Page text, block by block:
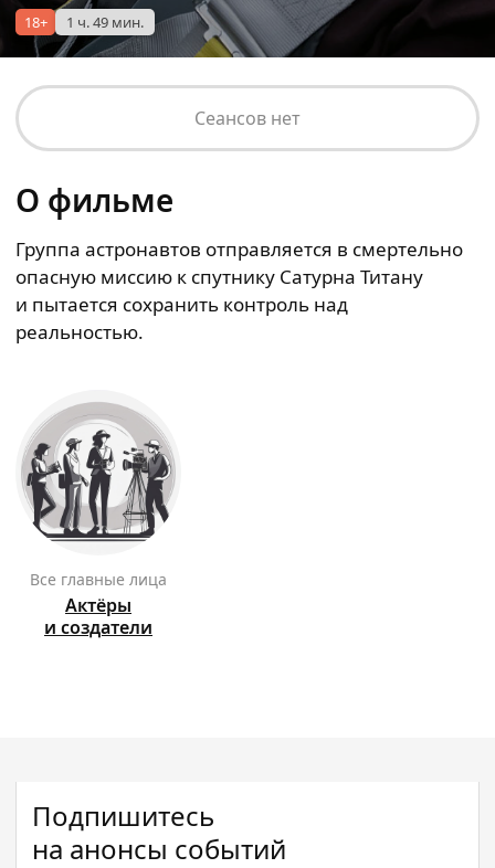
18+ 1 ч. 49 мин.
Сеансов нет
О фильме
Группа астронавтов отправляется в смертельно
опасную миссию к спутнику Сатурна Титану
и пытается сохранить контроль над
реальностью.
Все главные лица
Актёры
и создатели
Подпишитесь
на анонсы событий